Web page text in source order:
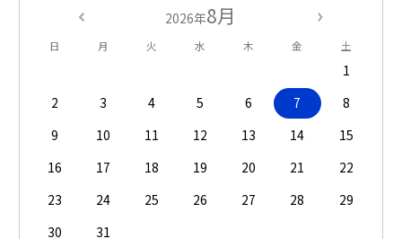
2026年8月
日 月 火 水 木 金 土
1
2
3 4 5 6 7
8
9
10 11 12 13 14
15
16
17 18 19 20 21
22
23
24 25 26 27 28
29
30
31